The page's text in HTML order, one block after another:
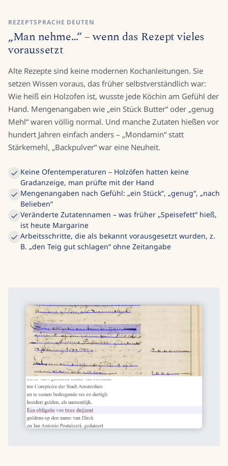
REZEPTSPRACHE DEUTEN
„Man nehme…“ – wenn das Rezept vieles
voraussetzt
Alte Rezepte sind keine modernen Kochanleitungen. Sie
setzen Wissen voraus, das früher selbstverständlich war:
Wie heiß ein Holzofen ist, wusste jede Köchin am Gefühl der
Hand. Mengenangaben wie „ein Stück Butter“ oder „genug
Mehl“ waren völlig normal. Und manche Zutaten hießen vor
hundert Jahren einfach anders – „Mondamin“ statt
Stärkemehl, „Backpulver“ war eine Neuheit.
Keine Ofentemperaturen – Holzöfen hatten keine
Gradanzeige, man prüfte mit der Hand
Mengenangaben nach Gefühl: „ein Stück“, „genug“, „nach
Belieben“
Veränderte Zutatennamen – was früher „Speisefett“ hieß,
ist heute Margarine
Arbeitsschritte, die als bekannt vorausgesetzt wurden, z.
B. „den Teig gut schlagen“ ohne Zeitangabe